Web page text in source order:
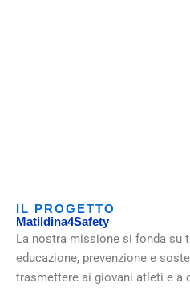
IL PROGETTO
Matildina4Safety
La nostra missione si fonda su
educazione, prevenzione e
trasmettere ai giovani atleti e a